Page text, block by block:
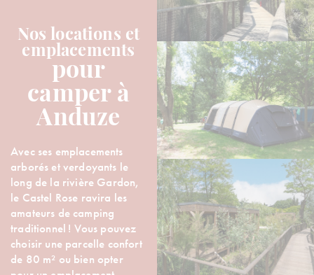
Nos locations et
emplacements
pour
camper à
Anduze
Avec ses emplacements
arborés et verdoyants le
long de la rivière Gardon,
le Castel Rose ravira les
amateurs de camping
traditionnel ! Vous pouvez
choisir une parcelle confort
de 80 m² ou bien opter